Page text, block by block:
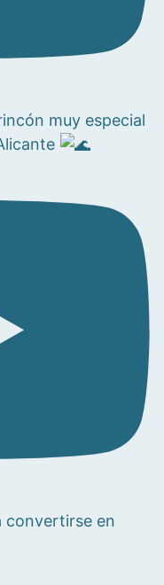
rincón muy especial
convertirse en